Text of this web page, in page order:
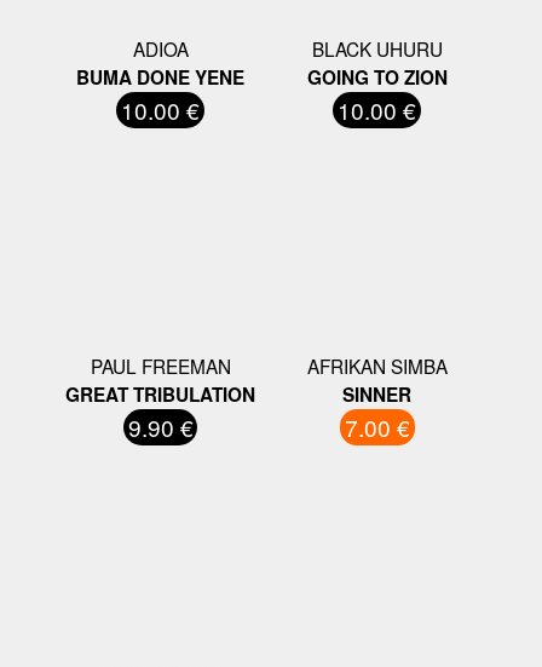
ADIOA
BUMA DONE YENE
10.00 €
BLACK UHURU
GOING TO ZION
10.00 €
PAUL FREEMAN
GREAT TRIBULATION
9.90 €
AFRIKAN SIMBA
SINNER
7.00 €